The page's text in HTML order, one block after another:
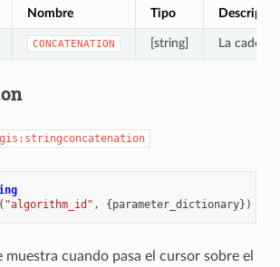
Nombre Tipo
CONCATENATION [string] La
"algorithm_id" , {parameter_dictionary})
muestra cuando pasa el cursor sobre el